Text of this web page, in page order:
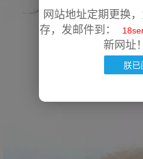
网站地址定期更换
存，发邮件到：
新网址
朕已